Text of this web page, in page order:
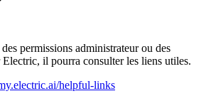
permissions administrateur ou des
il pourra consulter les liens utiles.
helpful-links